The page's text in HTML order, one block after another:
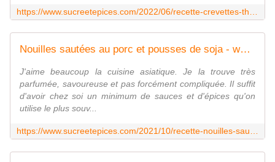
Nouilles sautées au porc et pousses de soja - www.sucreetepices.com
J'aime beaucoup la cuisine asiatique. Je la trouve très
parfumée, savoureuse et pas forcément compliquée. Il suffit
d'avoir chez soi un minimum de sauces et d'épices qu'on
utilise le plus souv...